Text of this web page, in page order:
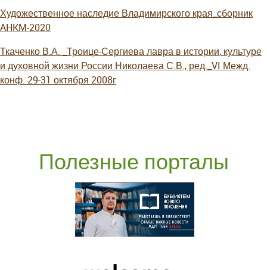
Художественное наследие Владимирского края_сборник
AHKM-2020
Ткаченко В.А. _Троице-Сергиева лавра в истории, культуре
и духовной жизни России Николаева С.В., ред._VI Межд.
конф. 29-31 октября 2008г
Полезные порталы